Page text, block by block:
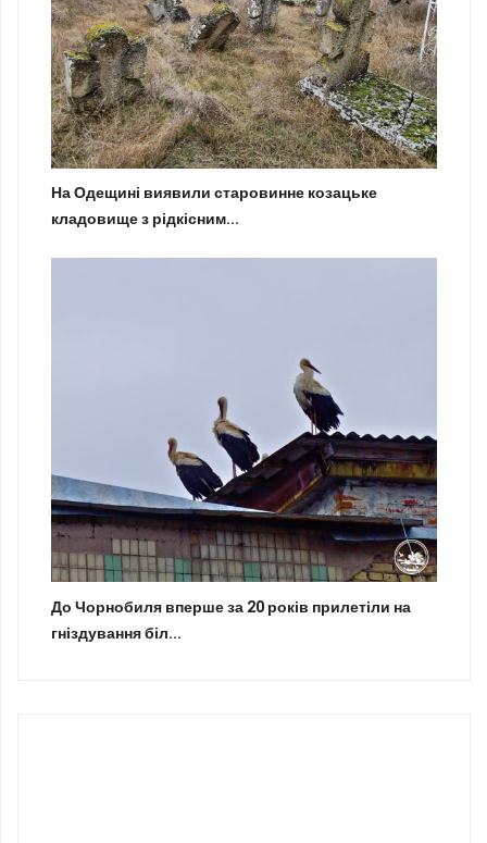
На Одещині виявили старовинне козацьке
кладовище з рідкісним...
До Чорнобиля вперше за 20 років прилетіли на
гніздування біл...